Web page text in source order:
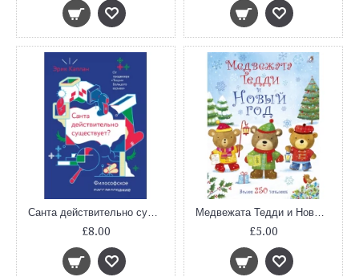
Санта действительно существует? Философское расследование
£8.00
Медвежата Тедди и Новый год. Медвежонок Тедди
£5.00